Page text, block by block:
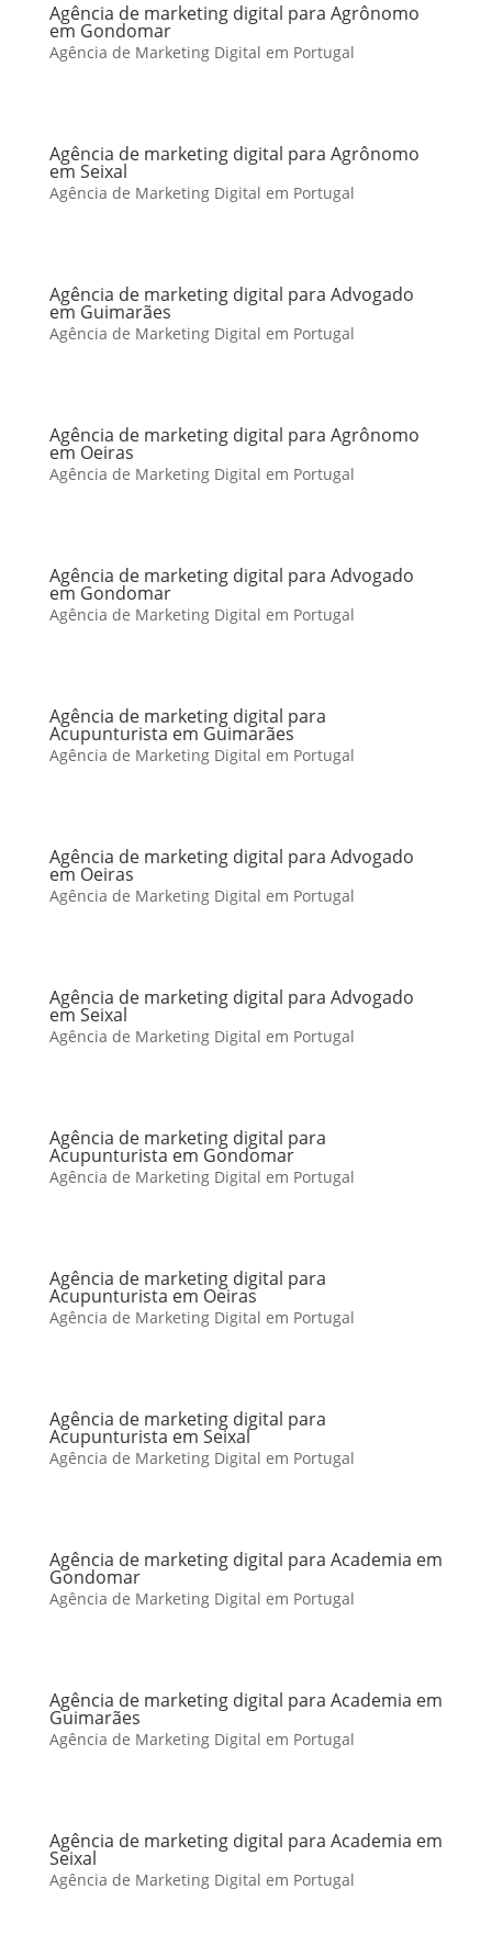
Agência de marketing digital para Agrônomo
em Gondomar
Agência de Marketing Digital em Portugal
Agência de marketing digital para Agrônomo
em Seixal
Agência de Marketing Digital em Portugal
Agência de marketing digital para Advogado
em Guimarães
Agência de Marketing Digital em Portugal
Agência de marketing digital para Agrônomo
em Oeiras
Agência de Marketing Digital em Portugal
Agência de marketing digital para Advogado
em Gondomar
Agência de Marketing Digital em Portugal
Agência de marketing digital para
Acupunturista em Guimarães
Agência de Marketing Digital em Portugal
Agência de marketing digital para Advogado
em Oeiras
Agência de Marketing Digital em Portugal
Agência de marketing digital para Advogado
em Seixal
Agência de Marketing Digital em Portugal
Agência de marketing digital para
Acupunturista em Gondomar
Agência de Marketing Digital em Portugal
Agência de marketing digital para
Acupunturista em Oeiras
Agência de Marketing Digital em Portugal
Agência de marketing digital para
Acupunturista em Seixal
Agência de Marketing Digital em Portugal
Agência de marketing digital para Academia em
Gondomar
Agência de Marketing Digital em Portugal
Agência de marketing digital para Academia em
Guimarães
Agência de Marketing Digital em Portugal
Agência de marketing digital para Academia em
Seixal
Agência de Marketing Digital em Portugal